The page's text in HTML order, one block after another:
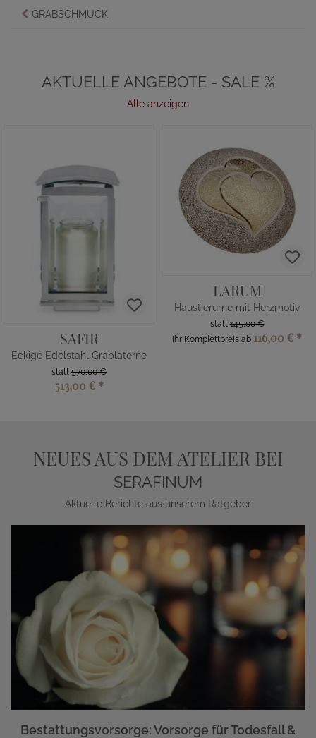
GRABSCHMUCK
AKTUELLE ANGEBOTE - SALE %
Alle anzeigen
SAFIR
Eckige Edelstahl Grablaterne
statt 570,00 €
513,00 € *
LARUM
Haustierurne mit Herzmotiv
statt145,00 €
Ihr Komplettpreis ab 116,00 € *
NEUES AUS DEM ATELIER BEI
SERAFINUM
Aktuelle Berichte aus unserem Ratgeber
Bestattungsvorsorge: Vorsorge für Todesfall &